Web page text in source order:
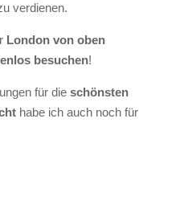
verdienen.
London von oben
besuchen!
für die schönsten
habe ich auch noch für